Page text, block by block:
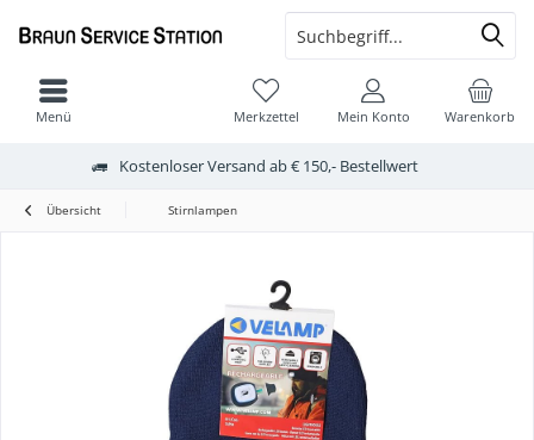
Kostenloser Versand ab € 150,- Bestellwert
Warenkorb
Merkzettel Mein Konto
Menü
Übersicht Stirnlampen